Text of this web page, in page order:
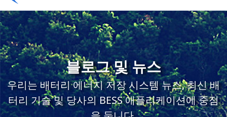
블로그 및 뉴스
우리는 배터리 에너지 저장 시스템 뉴스, 최신 배
터리 기술 및 당사의 BESS 애플리케이션에 중점